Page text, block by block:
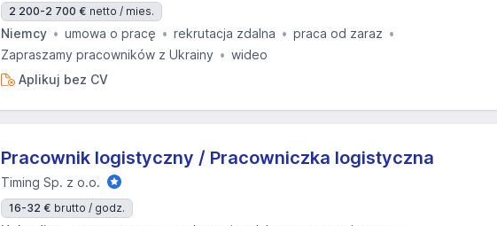
2 200-2 700 € netto / mies.
Niemcy umowa o pracę rekrutacja zdalna
praca od zaraz
Zapraszamy pracowników z Ukrainy
wideo
Aplikuj bez CV
Pracownik logistyczny / Pracowniczka logistyczna
Timing Sp. z o.o.
16-32 € brutto / godz.